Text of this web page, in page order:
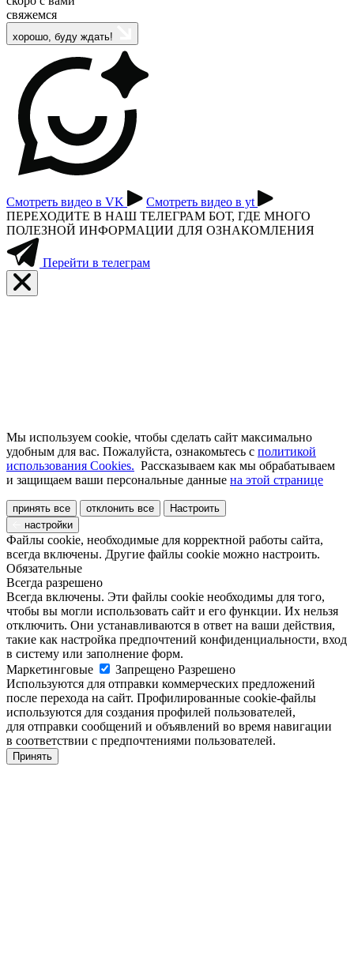
свяжемся
хорошо, буду ждать!
Смотреть видео в VK
Смотреть видео в yt
ПЕРЕХОДИТЕ В НАШ ТЕЛЕГРАМ БОТ, ГДЕ МНОГО
ПОЛЕЗНОЙ ИНФОРМАЦИИ ДЛЯ ОЗНАКОМЛЕНИЯ
Перейти в телеграм
Мы используем cookie, чтобы сделать сайт максимально
удобным для вас. Пожалуйста, ознакомьтесь с политикой
использования Cookies. Рассказываем как мы обрабатываем
и защищаем ваши персональные данные на этой странице
принять все отклонить все
Настроить
настройки
Файлы cookie, необходимые для корректной работы сайта,
всегда включены. Другие файлы cookie можно настроить.
Обязательные
Всегда разрешено
Всегда включены. Эти файлы cookie необходимы для того,
чтобы вы могли использовать сайт и его функции. Их нельзя
отключить. Они устанавливаются в ответ на ваши действия,
такие как настройка предпочтений конфиденциальности, вход
в систему или заполнение форм.
Маркетинговые
Запрещено Разрешено
Используются для отправки коммерческих предложений
после перехода на сайт. Профилированные cookie-файлы
используются для создания профилей пользователей,
для отправки сообщений и объявлений во время навигации
в соответствии с предпочтениями пользователей.
Принять